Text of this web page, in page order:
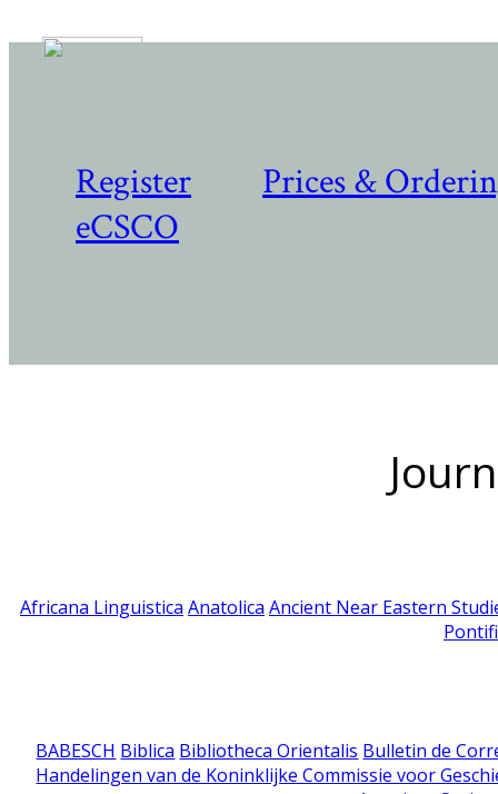
Register
Prices &
eCSCO
Africana Linguistica Anatolica Ancient Near Eastern
BABESCH Biblica Bibliotheca Orientalis Bulletin de
Handelingen van de Koninklijke Commissie voor